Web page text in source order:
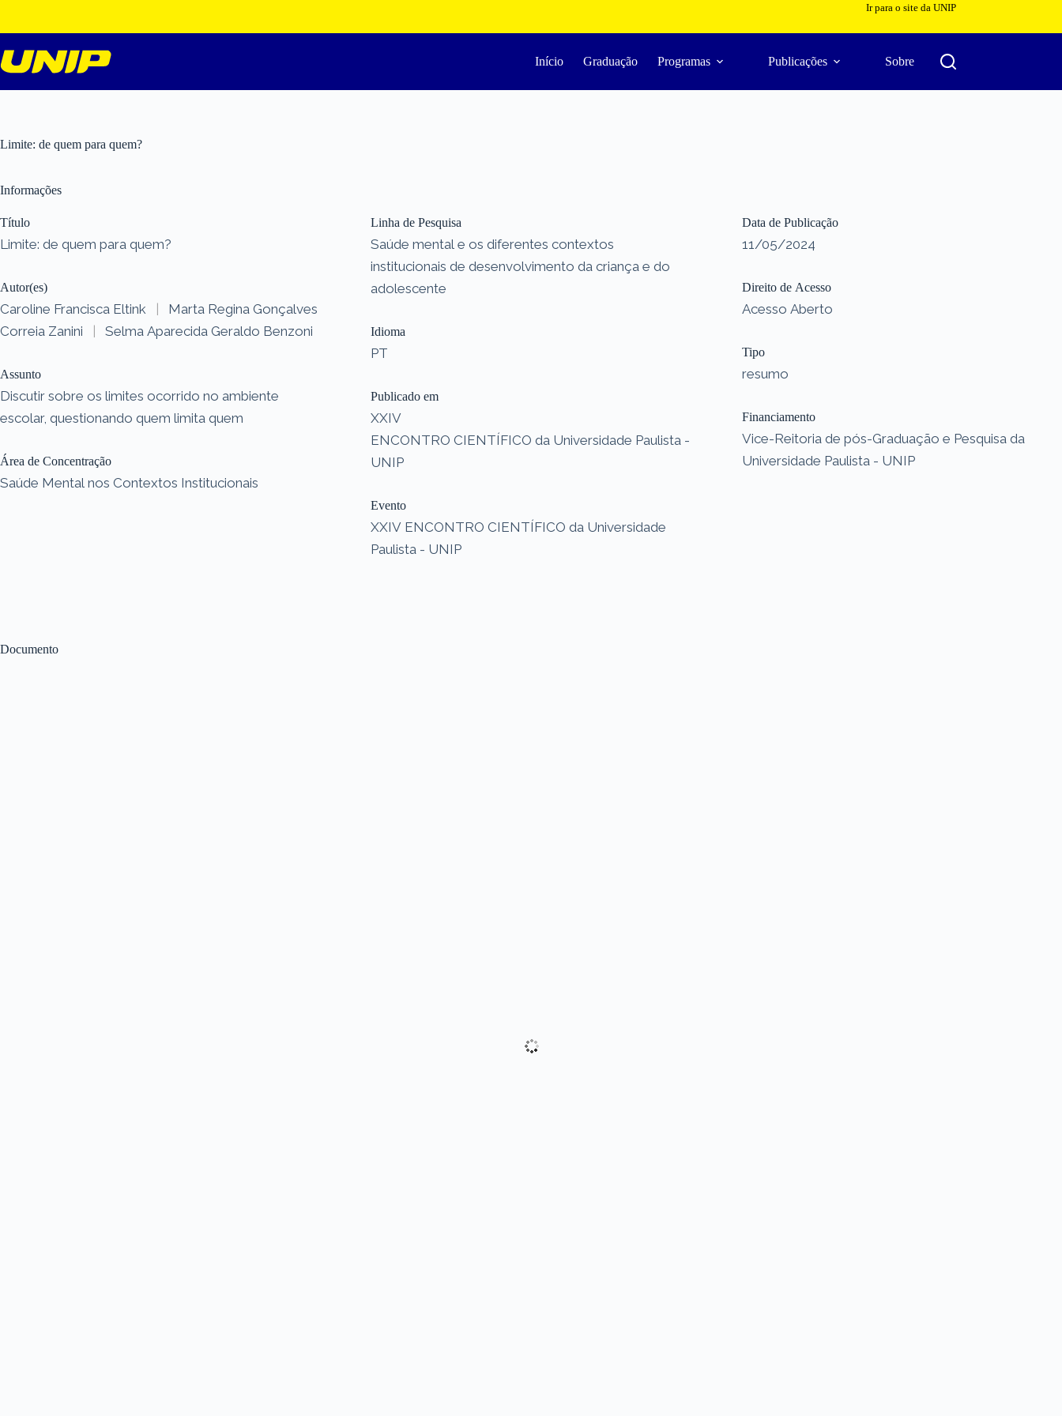
o
conteúdo
Ir para o site da UNIP
Início Graduação Programas Publicações Sobre
Limite: de quem para quem?
Documento
Informações
Título
Limite: de quem para quem?
Autor(es)
Caroline Francisca Eltink |
Marta Regina Gonçalves
Correia Zanini
| Selma Aparecida Geraldo Benzoni
Assunto
Discutir sobre os limites ocorrido no ambiente
escolar, questionando quem limita quem
Área de Concentração
Saúde Mental nos Contextos Institucionais
Linha de Pesquisa
Saúde mental e os diferentes contextos
institucionais de desenvolvimento da criança e do
adolescente
Idioma
PT
Publicado em
XXIV
ENCONTRO CIENTÍFICO da Universidade Paulista -
UNIP
Evento
XXIV ENCONTRO CIENTÍFICO da Universidade
Paulista - UNIP
Data de Publicação
11/05/2024
Direito de Acesso
Acesso Aberto
Tipo
resumo
Financiamento
Vice-Reitoria de pós-Graduação e Pesquisa da
Universidade Paulista - UNIP